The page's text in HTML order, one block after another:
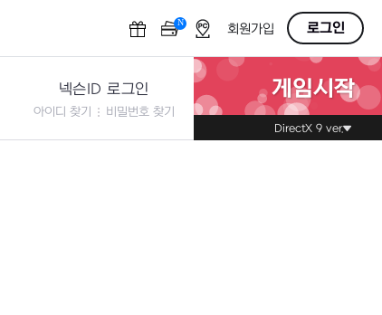
N OFF회원가입 로그인
넥슨ID 로그인
아이디 찾기 비밀번호 찾기
게임시작
DirectX 9 ver.